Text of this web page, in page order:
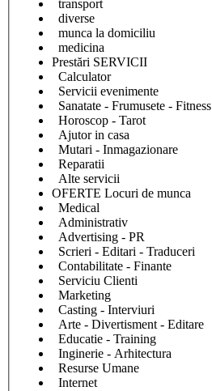
transport
diverse
munca la domiciliu
medicina
Prestări SERVICII
Calculator
Servicii evenimente
Sanatate - Frumusete - Fitness
Horoscop - Tarot
Ajutor in casa
Mutari - Inmagazionare
Reparatii
Alte servicii
OFERTE Locuri de munca
Medical
Administrativ
Advertising - PR
Scrieri - Editari - Traduceri
Contabilitate - Finante
Serviciu Clienti
Marketing
Casting - Interviuri
Arte - Divertisment - Editare
Educatie - Training
Inginerie - Arhitectura
Resurse Umane
Internet